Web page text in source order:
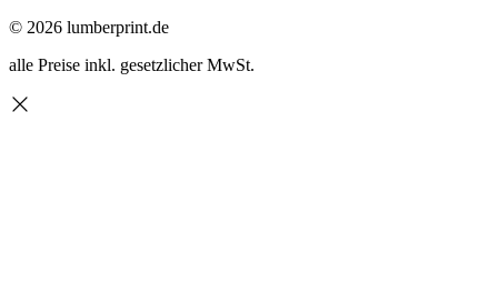
© 2026 lumberprint.de
alle Preise inkl. gesetzlicher MwSt.